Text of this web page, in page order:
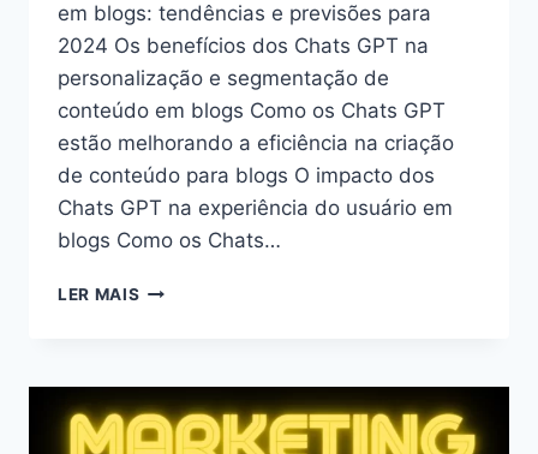
em blogs: tendências e previsões para
2024 Os benefícios dos Chats GPT na
personalização e segmentação de
conteúdo em blogs Como os Chats GPT
estão melhorando a eficiência na criação
de conteúdo para blogs O impacto dos
Chats GPT na experiência do usuário em
blogs Como os Chats…
LER MAIS
GPT
PARA
BLOGS